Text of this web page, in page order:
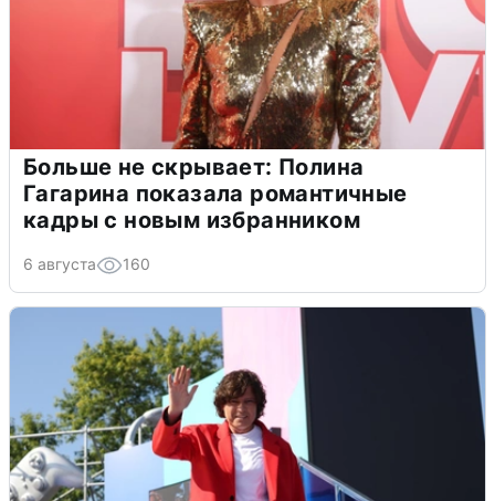
Больше не скрывает: Полина
Гагарина показала романтичные
кадры с новым избранником
6 августа 160